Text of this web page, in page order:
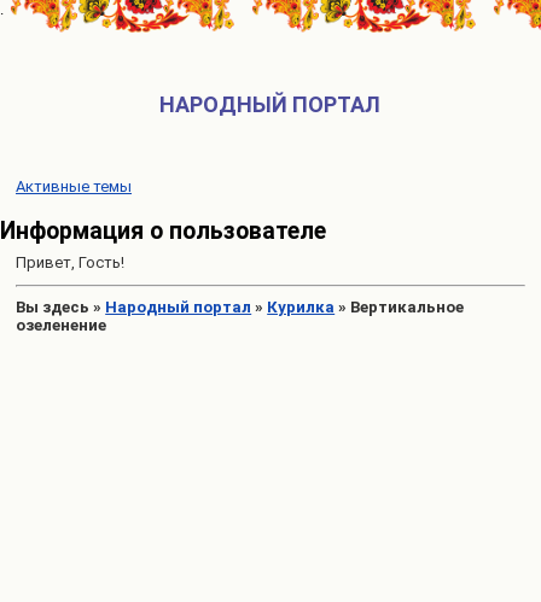
НАРОДНЫЙ ПОРТАЛ
Активные темы
Информация о пользователе
Привет, Гость!
Вы здесь » Народный портал » Курилка » Вертикальное
озеленение